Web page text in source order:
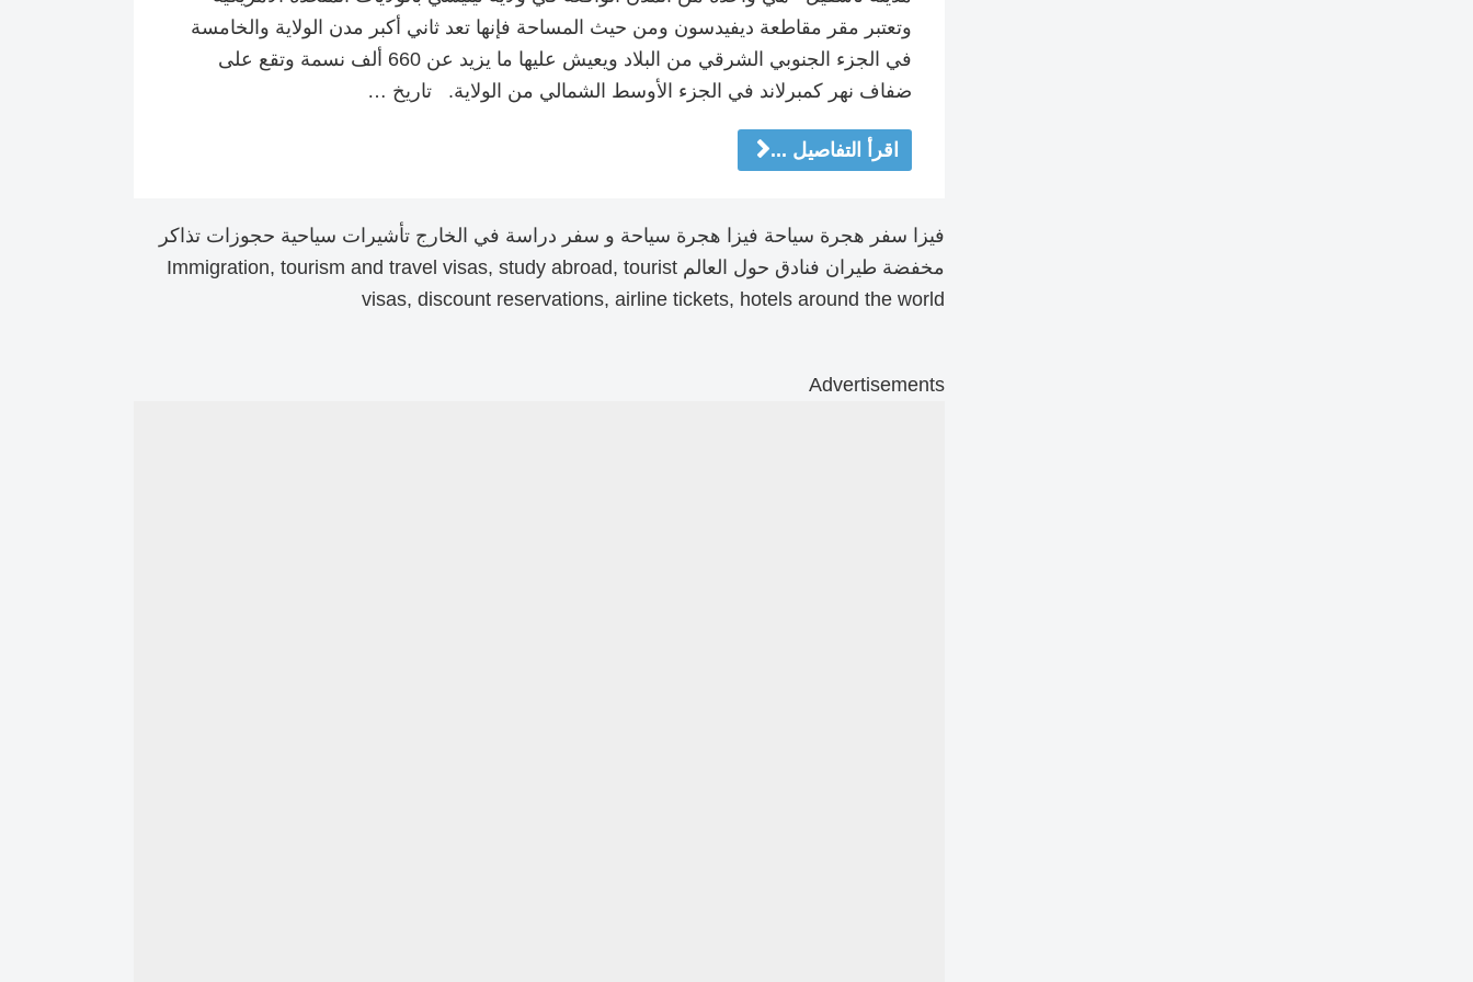
وتعتبر مقر مقاطعة ديفيدسون ومن حيث المساحة فإنها تعد ثاني أكبر مدن الولاية والخامسة
في الجزء الجنوبي الشرقي من البلاد ويعيش عليها ما يزيد عن 660 ألف نسمة وتقع على
ضفاف نهر كمبرلاند في الجزء الأوسط الشمالي من الولاية. تاريخ …
اقرأ التفاصيل ...
فيزا سفر هجرة سياحة فيزا هجرة سياحة و سفر دراسة في الخارج تأشيرات سياحية حجوزات تذاكر
مخفضة طيران فنادق حول العالم Immigration, tourism and travel visas, study abroad, tourist
visas, discount reservations, airline tickets, hotels around the world
Advertisements